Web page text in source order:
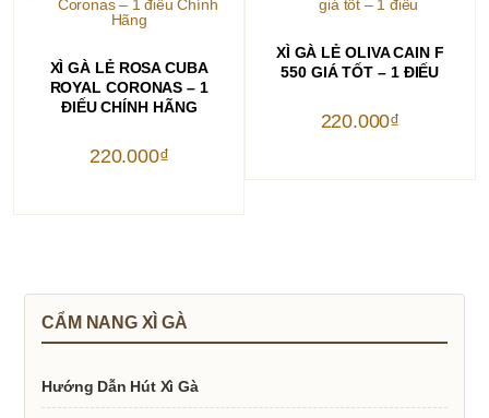
THÊM VÀO GIỎ HÀNG
XÌ GÀ LẺ ROSA CUBA
ROYAL CORONAS – 1
ĐIẾU CHÍNH HÃNG
220.000₫
THÊM VÀO GIỎ HÀNG
XÌ GÀ LẺ OLIVA CAIN F
550 GIÁ TỐT – 1 ĐIẾU
220.000₫
CẨM NANG XÌ GÀ
Hướng Dẫn Hút Xì Gà